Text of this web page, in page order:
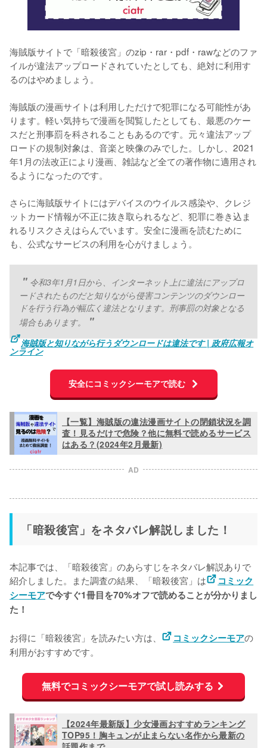
海賊版サイトで「暗殺後宮」のzip・rar・pdf・rawなどのファ
イルが違法アップロードされていたとしても、絶対に利用す
るのはやめましょう。
海賊版の漫画サイトは利用しただけで犯罪になる可能性があ
ります。軽い気持ちで漫画を閲覧したとしても、最悪のケー
スだと刑事罰を科されることもあるのです。元々違法アップ
ロードの規制対象は、音楽と映像のみでした。しかし、2021
年1月の法改正により漫画、雑誌など全ての著作物に適用され
るようになったのです。
さらに海賊版サイトにはデバイスのウイルス感染や、クレジ
ットカード情報が不正に抜き取られるなど、犯罪に巻き込ま
れるリスクさえはらんでいます。安全に漫画を読むために
も、公式なサービスの利用を心がけましょう。
令和3年1月1日から、インターネット上に違法にアップロ
ードされたものだと知りながら侵害コンテンツのダウンロー
ドを行う行為が幅広く違法となります。刑事罰の対象となる
場合もあります。
海賊版と知りながら行うダウンロードは違法です | 政府広報オ
ンライン
安全にコミックシーモアで読む
【一覧】海賊版の違法漫画サイトの閉鎖状況を調
査！見るだけで危険？他に無料で読めるサービス
はある？(2024年2月最新)
AD
「暗殺後宮」をネタバレ解説しました！
本記事では、「暗殺後宮」のあらすじをネタバレ解説ありで
紹介しました。また調査の結果、「暗殺後宮」は
コミック
シーモアで今すぐ1冊目を70%オフで読めることが分かりまし
た！
お得に「暗殺後宮」を読みたい方は、 コミックシーモアの
利用がおすすめです。
無料でコミックシーモアで試し読みする
【2024年最新版】少女漫画おすすめランキング
TOP95！胸キュンが止まらない名作から最新の